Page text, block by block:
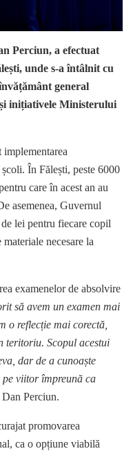
Perciun, a efectuat
unde s-a întâlnit cu
general
inițiativele Ministerului
În Fălești, peste 6000
care în acest an au
asemenea, Guvernul
lei pentru fiecare copil
necesare la
examenelor de absolvire
să avem un examen mai
o reflecție mai corectă,
teritoriu. Scopul acestui
dar de a cunoaște
pe viitor împreună ca
Dan Perciun.
promovarea
ca o opțiune viabilă